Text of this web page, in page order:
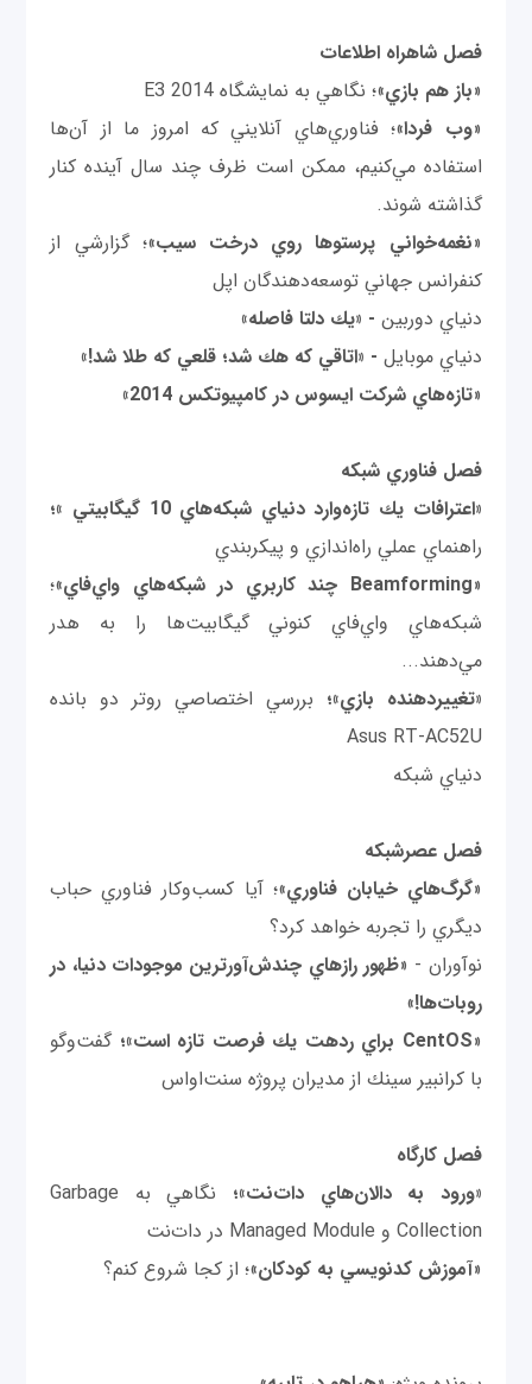
فصل شاهراه اطلاعات
«باز هم بازي»؛ نگاهي به نمايشگاه E3 2014
«وب فردا»؛ فناوري‌هاي آنلايني كه امروز ما از آن‌ها
استفاده مي‌كنيم، ممكن است ظرف چند سال آينده كنار
گذاشته شوند.
«نغمه‌خواني پرستوها روي درخت سيب»؛ گزارشي از
كنفرانس جهاني توسعه‌دهند‌گان اپل
دنياي دوربين - «يك دلتا فاصله»
دنياي موبايل - «اتاقي كه هك شد؛ قلعي كه طلا شد!»
«تازه‌هاي شركت ايسوس در كامپيوتكس 2014»
فصل فناوري شبکه
«اعترافات يك تازه‌وارد دنياي شبكه‌هاي 10 گيگابيتي »؛
راهنماي عملي راه‌اندازي و پيكربندي
«
Beamforming چند كاربري در شبكه‌هاي واي‌فاي»؛
شبكه‌هاي واي‌فاي كنوني گيگابيت‌ها را به هدر
مي‌دهند...
«تغييردهنده بازي»؛ بررسي اختصاصي روتر دو بانده
Asus RT-AC52U
دنياي شبکه
فصل عصرشبکه
«گرگ‌هاي خيابان فناوري»؛ آيا كسب‌وكار فناوري حباب
ديگري را تجربه خواهد كرد؟
نوآوران - «ظهور رازهاي چندش‌آورترين موجودات دنيا، در
روبات‌ها!»
«
CentOS براي ردهت يك فرصت تازه است»؛ گفت‌وگو
با كرانبير سينك از مديران پروژه سنت‌اواس
فصل كارگاه
«ورود به دالان‌هاي دات‌نت»؛
نگاهي به Garbage
Collection و Managed Module در دات‌نت
«آموزش كدنويسي به كودكان»؛ از كجا شروع كنم؟